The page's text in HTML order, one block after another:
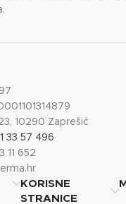
10290 Zaprešić
33 57 496
11 652
KORISNE
STRANICE